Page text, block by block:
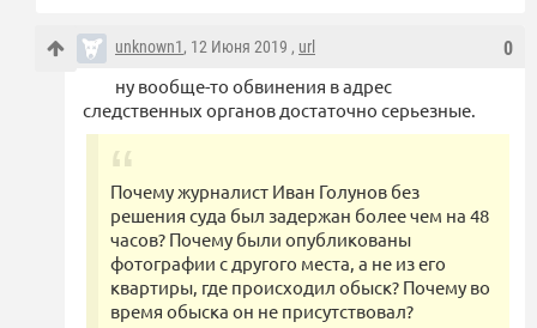
0
unknown1, 12 Июня 2019 , url
ну вообще-то обвинения в адрес
следственных органов достаточно серьезные.
Почему журналист Иван Голунов без
решения суда был задержан более чем на 48
часов? Почему были опубликованы
фотографии с другого места, а не из его
квартиры, где происходил обыск? Почему во
время обыска он не присутствовал?